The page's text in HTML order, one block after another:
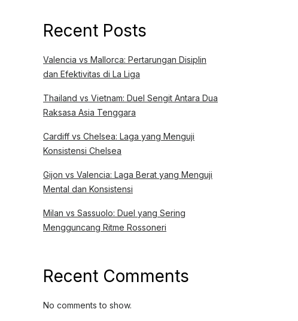
Recent Posts
Valencia vs Mallorca: Pertarungan Disiplin
dan Efektivitas di La Liga
Thailand vs Vietnam: Duel Sengit Antara Dua
Raksasa Asia Tenggara
Cardiff vs Chelsea: Laga yang Menguji
Konsistensi Chelsea
Gijon vs Valencia: Laga Berat yang Menguji
Mental dan Konsistensi
Milan vs Sassuolo: Duel yang Sering
Mengguncang Ritme Rossoneri
Recent Comments
No comments to show.